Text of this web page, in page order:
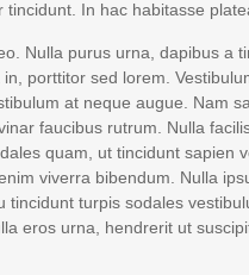
tincidunt. In hac habitasse
Nulla purus urna, dapibus a
porttitor sed lorem.
at neque augue. Nam
faucibus rutrum. Nulla
quam, ut tincidunt sapien
viverra bibendum. Nulla
tincidunt turpis sodales
eros urna, hendrerit ut